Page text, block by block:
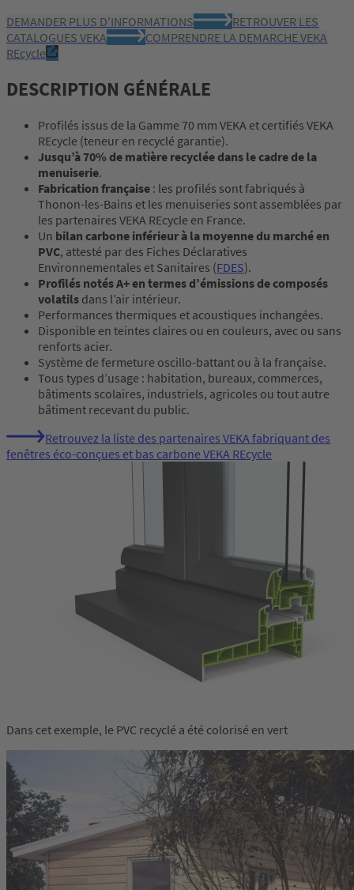
DEMANDER PLUS D'INFORMATIONS
RETROUVER LES
CATALOGUES VEKA
COMPRENDRE LA DEMARCHE VEKA
REcycle
DESCRIPTION GÉNÉRALE
Profilés issus de la Gamme 70 mm VEKA et certifiés VEKA
REcycle (teneur en recyclé garantie).
Jusqu’à 70% de matière recyclée dans le cadre de la
menuiserie.
Fabrication française : les profilés sont fabriqués à
Thonon-les-Bains et les menuiseries sont assemblées par
les partenaires VEKA REcycle en France.
Un bilan carbone inférieur à la moyenne du marché en
PVC, attesté par des Fiches Déclaratives
Environnementales et Sanitaires (FDES).
Profilés notés A+ en termes d’émissions de composés
volatils dans l’air intérieur.
Performances thermiques et acoustiques inchangées.
Disponible en teintes claires ou en couleurs, avec ou sans
renforts acier.
Système de fermeture oscillo-battant ou à la française.
Tous types d’usage : habitation, bureaux, commerces,
bâtiments scolaires, industriels, agricoles ou tout autre
bâtiment recevant du public.
Retrouvez la liste des partenaires VEKA fabriquant des
fenêtres éco-conçues et bas carbone VEKA REcycle
Dans cet exemple, le PVC recyclé a été colorisé en vert